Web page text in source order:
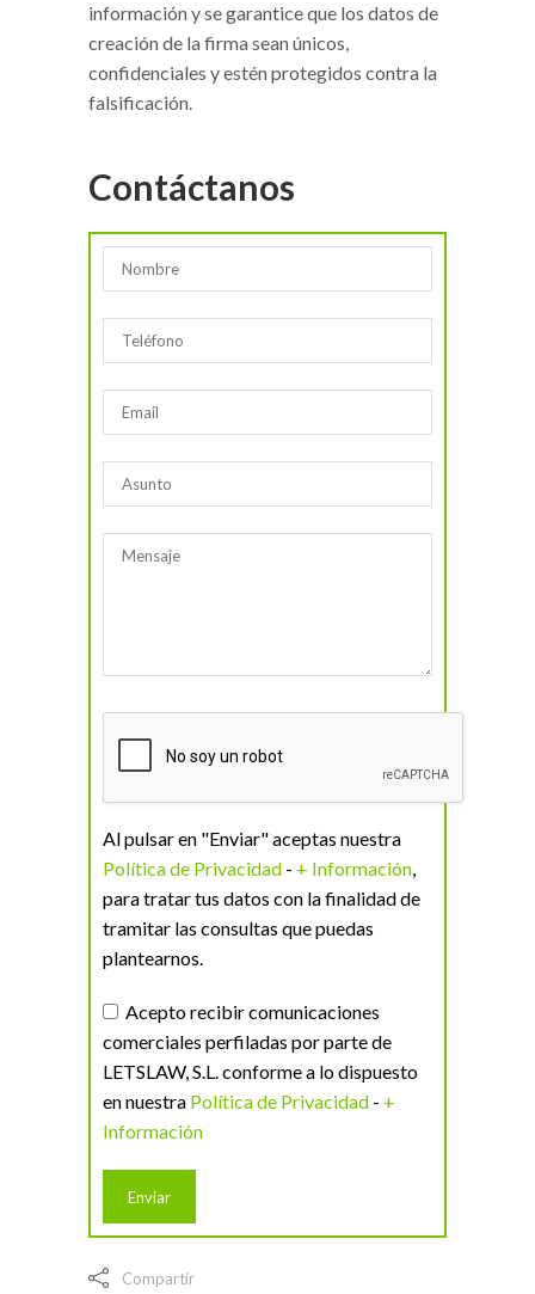
información y se garantice que los datos de
creación de la firma sean únicos,
confidenciales y estén protegidos contra la
falsificación.
Contáctanos
Al pulsar en "Enviar" aceptas nuestra
Política de Privacidad - + Información,
para tratar tus datos con la finalidad de
tramitar las consultas que puedas
plantearnos.
Acepto recibir comunicaciones
comerciales perfiladas por parte de
LETSLAW, S.L. conforme a lo dispuesto
en nuestra Política de Privacidad - +
Información
Compartir